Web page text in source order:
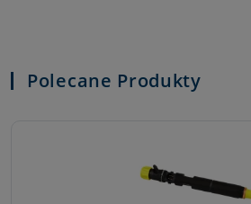
Polecane Produkty